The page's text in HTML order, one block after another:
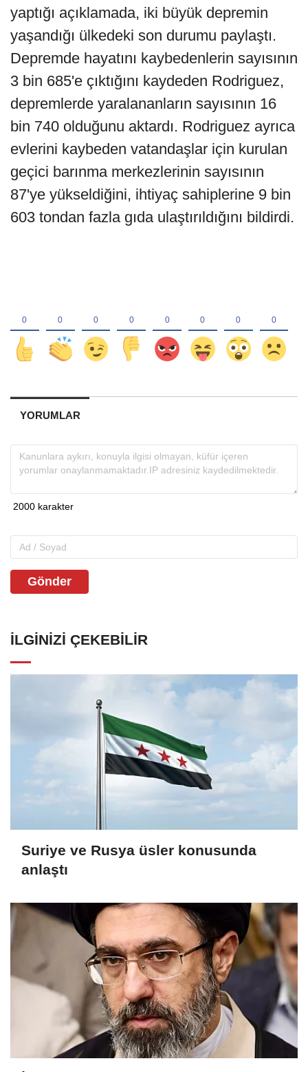
yaptığı açıklamada, iki büyük depremin
yaşandığı ülkedeki son durumu paylaştı.
Depremde hayatını kaybedenlerin sayısının
3 bin 685'e çıktığını kaydeden Rodriguez,
depremlerde yaralananların sayısının 16
bin 740 olduğunu aktardı. Rodriguez ayrıca
evlerini kaybeden vatandaşlar için kurulan
geçici barınma merkezlerinin sayısının
87'ye yükseldiğini, ihtiyaç sahiplerine 9 bin
603 tondan fazla gıda ulaştırıldığını bildirdi.
YORUMLAR
Gönder
İLGINIZI ÇEKEBILIR
Suriye ve Rusya üsler konusunda
anlaştı